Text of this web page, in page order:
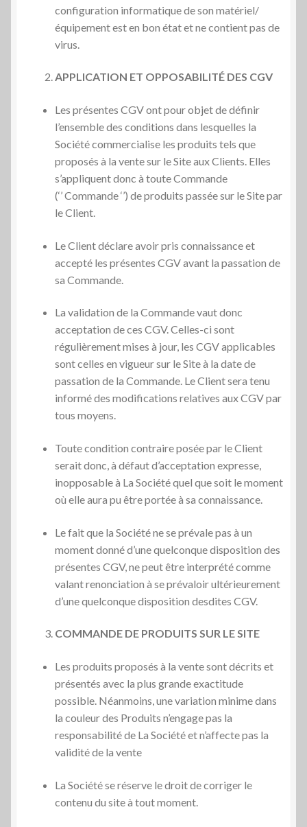
configuration informatique de son matériel/
équipement est en bon état et ne contient pas de
virus.
APPLICATION ET OPPOSABILITÉ DES CGV
Les présentes CGV ont pour objet de définir
l’ensemble des conditions dans lesquelles la
Société commercialise les produits tels que
proposés à la vente sur le Site aux Clients. Elles
s’appliquent donc à toute Commande
(‘’ Commande ‘’) de produits passée sur le Site par
le Client.
Le Client déclare avoir pris connaissance et
accepté les présentes CGV avant la passation de
sa Commande.
La validation de la Commande vaut donc
acceptation de ces CGV. Celles-ci sont
régulièrement mises à jour, les CGV applicables
sont celles en vigueur sur le Site à la date de
passation de la Commande. Le Client sera tenu
informé des modifications relatives aux CGV par
tous moyens.
Toute condition contraire posée par le Client
serait donc, à défaut d’acceptation expresse,
inopposable à La Société quel que soit le moment
où elle aura pu être portée à sa connaissance.
Le fait que la Société ne se prévale pas à un
moment donné d’une quelconque disposition des
présentes CGV, ne peut être interprété comme
valant renonciation à se prévaloir ultérieurement
d’une quelconque disposition desdites CGV.
COMMANDE DE PRODUITS SUR LE SITE
Les produits proposés à la vente sont décrits et
présentés avec la plus grande exactitude
possible. Néanmoins, une variation minime dans
la couleur des Produits n’engage pas la
responsabilité de La Société et n’affecte pas la
validité de la vente
La Société se réserve le droit de corriger le
contenu du site à tout moment.